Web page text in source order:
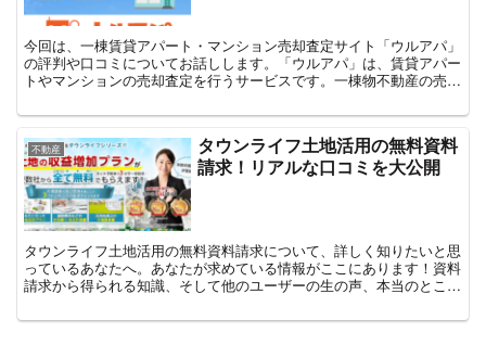
今回は、一棟賃貸アパート・マンション売却査定サイト「ウルアパ」
の評判や口コミについてお話しします。「ウルアパ」は、賃貸アパー
トやマンションの売却査定を行うサービスです。一棟物不動産の売却
不動産
タウンライフ土地活用の無料資料
請求！リアルな口コミを大公開
タウンライフ土地活用の無料資料請求について、詳しく知りたいと思
っているあなたへ。あなたが求めている情報がここにあります！資料
請求から得られる知識、そして他のユーザーの生の声、本当のところ